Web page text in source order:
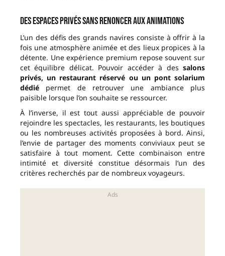
Des espaces privés sans renoncer aux animations
L’un des défis des grands navires consiste à offrir à la
fois une atmosphère animée et des lieux propices à la
détente. Une expérience premium repose souvent sur
cet équilibre délicat. Pouvoir accéder à des salons
privés, un restaurant réservé ou un pont solarium
dédié permet de retrouver une ambiance plus
paisible lorsque l’on souhaite se ressourcer.
À l’inverse, il est tout aussi appréciable de pouvoir
rejoindre les spectacles, les restaurants, les boutiques
ou les nombreuses activités proposées à bord. Ainsi,
l’envie de partager des moments conviviaux peut se
satisfaire à tout moment. Cette combinaison entre
intimité et diversité constitue désormais l’un des
critères recherchés par de nombreux voyageurs.